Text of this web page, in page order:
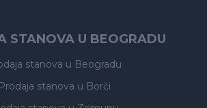
STANOVA U BEOGRADU
stanova u Beogradu
Prodaja stanova u Borči